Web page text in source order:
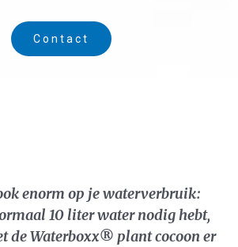
Contact
enorm op je waterverbruik:
10 liter water nodig hebt,
de Waterboxx® plant cocoon er